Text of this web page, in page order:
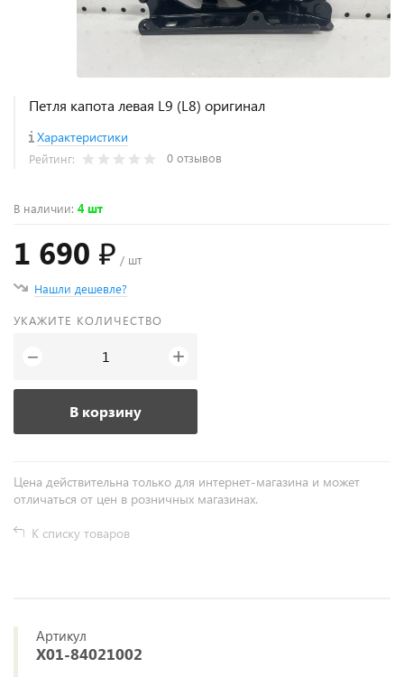
Петля капота левая L9 (L8) оригинал
Характеристики
Рейтинг: 0 отзывов
В наличии: 4 шт
1 690 ₽ / шт
Нашли дешевле?
УКАЖИТЕ КОЛИЧЕСТВО
− +
В корзину
Цена действительна только для интернет-магазина и может
отличаться от цен в розничных магазинах.
К списку товаров
Артикул
X01-84021002